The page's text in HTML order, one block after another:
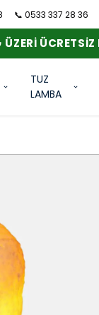
📞 0533 337 28 36
TUZ
LAMBA